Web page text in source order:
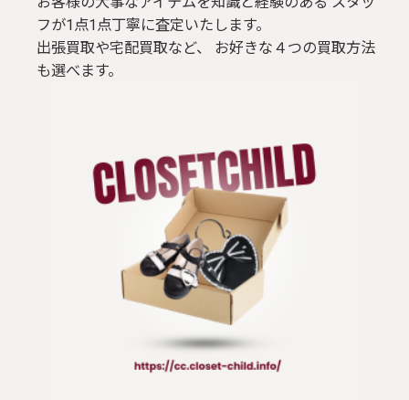
フが1点1点丁寧に査定いたします。
出張買取や宅配買取など、 お好きな４つの買取方法
も選べます。